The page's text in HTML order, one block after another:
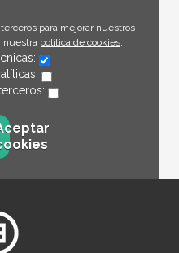
para mejorar nuestros
nuestra política de cookies.